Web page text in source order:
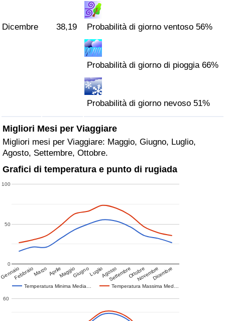
Dicembre 38,19 Probabilità di giorno ventoso 56%
Probabilità di giorno di pioggia 66%
Probabilità di giorno nevoso 51%
Migliori Mesi per Viaggiare
Migliori mesi per Viaggiare: Maggio, Giugno, Luglio,
Agosto, Settembre, Ottobre.
Grafici di temperatura e punto di rugiada
Temperatura Minima Media… Temperatura Massima Med…
GennaioFebbraioMarzo AprileMaggioGiugnoLuglioAgosto
SettembreOttobreNovembreDicembre
0
50
100
60